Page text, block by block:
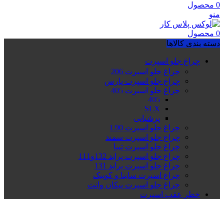
0 محصول
منو
0 محصول
دسته بندی کالاها
چراغ جلو اسپرت
چراغ جلو اسپرت 206
چراغ جلو اسپرت پارس
چراغ جلو اسپرت 405
405
SLX
پرشیایی
چراغ جلو اسپرت L90
چراغ جلو اسپرت سمند
چراغ جلو اسپرت تیبا
چراغ جلو اسپرت پراید 132و111
چراغ جلو اسپرت پراید 131
چراغ اسپرت ساینا و کوییک
چراغ جلو اسپرت پیکان وانت
خطر عقب اسپرت